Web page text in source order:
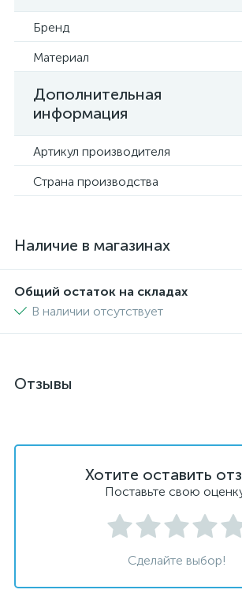
Бренд
Материал
Дополнительная
информация
Артикул производителя
Страна производства
Наличие в магазинах
Общий остаток на складах
В наличии отсутствует
Отзывы
Хотите оставить
Поставьте свою
Сделайте выбор!